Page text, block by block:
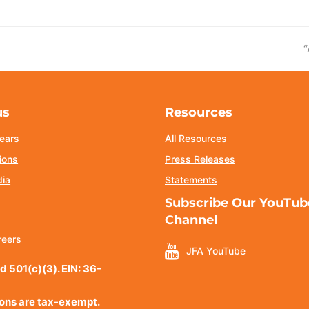
501(c)(3). EIN: 36-
are tax-exempt.
Resources
All Resources
Press Releases
Statements
Subscribe Our
Channel
JFA YouTube